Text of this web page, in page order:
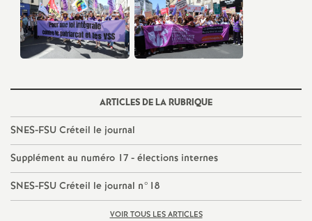
e
i
g
n
e
m
ARTICLES DE LA RUBRIQUE
SNES-FSU Créteil le journal
Supplément au numéro 17 - élections internes
SNES-FSU Créteil le journal n°18
VOIR TOUS LES ARTICLES